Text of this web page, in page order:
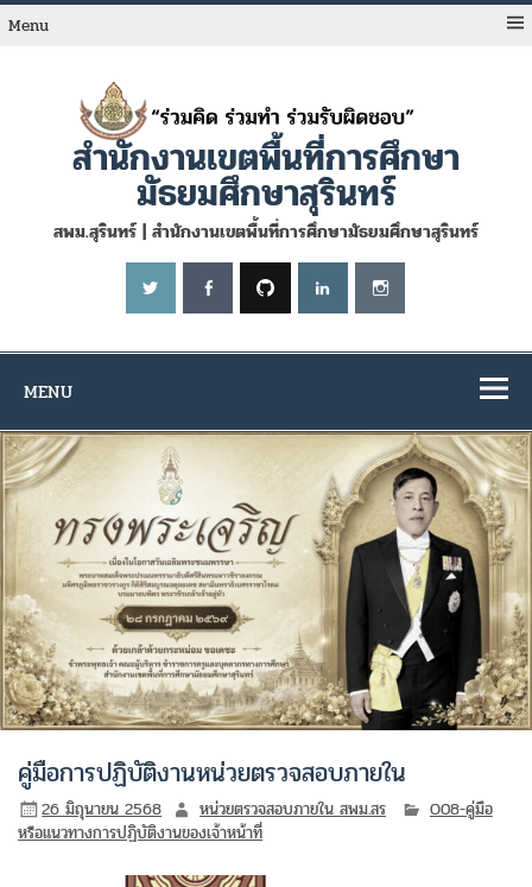
Skip
toMenu
สำนักงานเขตพื้นที่การศึกษา
มัธยมศึกษาสุรินทร์
สพม.สุรินทร์ | สำนักงานเขตพื้นที่การศึกษามัธยมศึกษาสุรินทร์
MENU
คู่มือการปฏิบัติงานหน่วยตรวจสอบภายใน
26 มิถุนายน 2568 หน่วยตรวจสอบภายใน สพม.สร
O08-คู่มือ
หรือแนวทางการปฏิบัติงานของเจ้าหน้าที่